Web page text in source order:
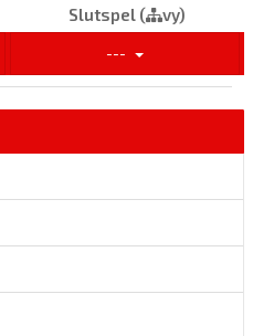
Slutspel ( vy)
---